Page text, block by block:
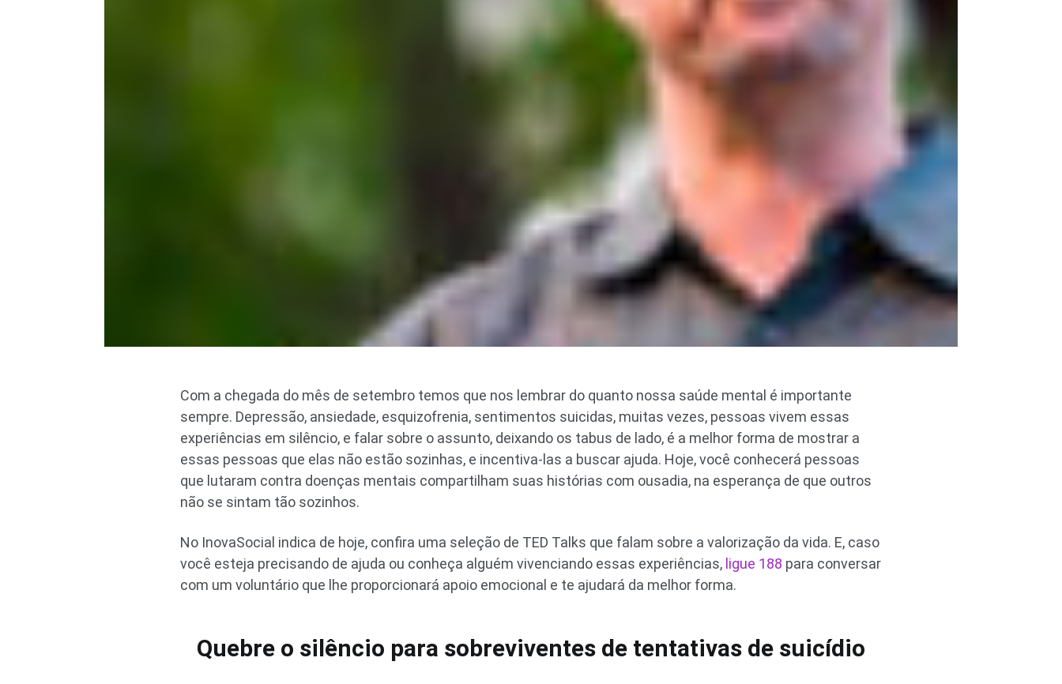
Com a chegada do mês de setembro temos que nos lembrar do quanto nossa saúde mental é importante
sempre. Depressão, ansiedade, esquizofrenia, sentimentos suicidas, muitas vezes, pessoas vivem essas
experiências em silêncio, e falar sobre o assunto, deixando os tabus de lado, é a melhor forma de mostrar a
essas pessoas que elas não estão sozinhas, e incentiva-las a buscar ajuda. Hoje, você conhecerá pessoas
que lutaram contra doenças mentais compartilham suas histórias com ousadia, na esperança de que outros
não se sintam tão sozinhos.
No InovaSocial indica de hoje, confira uma seleção de TED Talks que falam sobre a valorização da vida. E, caso
você esteja precisando de ajuda ou conheça alguém vivenciando essas experiências, ligue 188 para conversar
com um voluntário que lhe proporcionará apoio emocional e te ajudará da melhor forma.
Quebre o silêncio para sobreviventes de tentativas de suicídio